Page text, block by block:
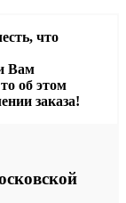
что
Вам
об этом
заказа!